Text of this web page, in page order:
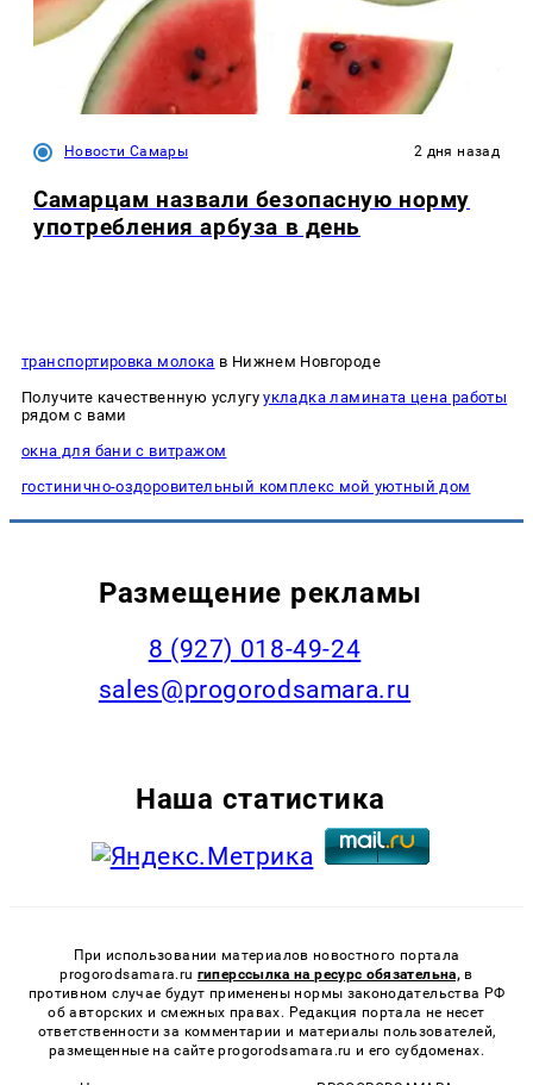
Новости Самары 2 дня назад
Самарцам назвали безопасную норму
употребления арбуза в день
транспортировка молока в Нижнем Новгороде
Получите качественную услугуукладка ламината цена работы
рядом с вами
окна для бани с витражом
гостинично-оздоровительный комплекс мой уютный дом
Размещение рекламы
8 (927) 018-49-24
sales@progorodsamara.ru
Наша статистика
При использовании материалов новостного портала
progorodsamara.ru гиперссылка на ресурс обязательна, в
противном случае будут применены нормы законодательства РФ
об авторских и смежных правах. Редакция портала не несет
ответственности за комментарии и материалы пользователей,
размещенные на сайте progorodsamara.ru и его субдоменах.